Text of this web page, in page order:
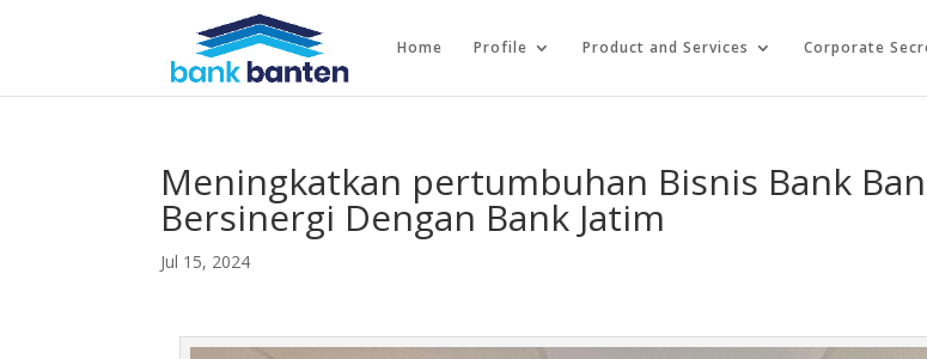
Home Profile Product and Services Corporate
Meningkatkan pertumbuhan Bisnis Bank
Bersinergi Dengan Bank Jatim
Jul 15, 2024